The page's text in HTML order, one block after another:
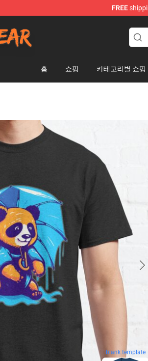
FREE
홈 쇼핑 카테고리별 쇼핑
blank template